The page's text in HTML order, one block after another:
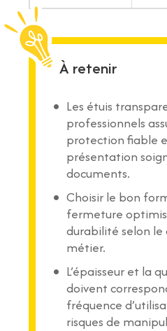
À retenir
Les étuis
professionnels
protection fiable
présentation
documents.
Choisir le bon
fermeture
durabilité selon le
métier.
L’épaisseur et la
doivent
fréquence
risques de